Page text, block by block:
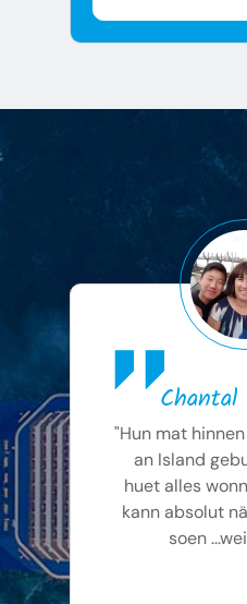
Chantal
"Hun mat
an Island
huet alles
kann absolut
soen